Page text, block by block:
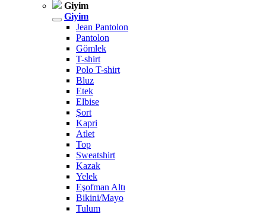
Giyim
Giyim
Jean Pantolon
Pantolon
Gömlek
T-shirt
Polo T-shirt
Bluz
Etek
Elbise
Şort
Kapri
Atlet
Top
Sweatshirt
Kazak
Yelek
Eşofman Altı
Bikini/Mayo
Tulum